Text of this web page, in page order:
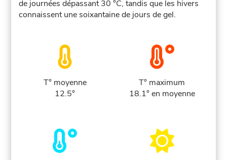
de journées dépassant 30 °C, tandis que les hivers
connaissent une soixantaine de jours de gel.
T° moyenne
12.5°
T° maximum
18.1° en moyenne